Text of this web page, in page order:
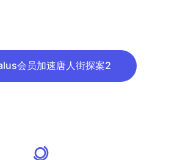
会员加速唐人街探案2